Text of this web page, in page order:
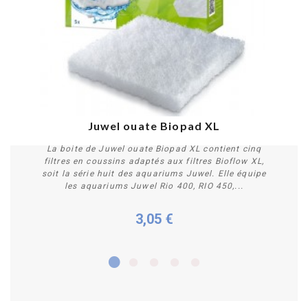
Juwel ouate Biopad XL
La boite de Juwel ouate Biopad XL contient cinq
filtres en coussins adaptés aux filtres Bioflow XL,
soit la série huit des aquariums Juwel. Elle équipe
les aquariums Juwel Rio 400, RIO 450,...
3,05 €